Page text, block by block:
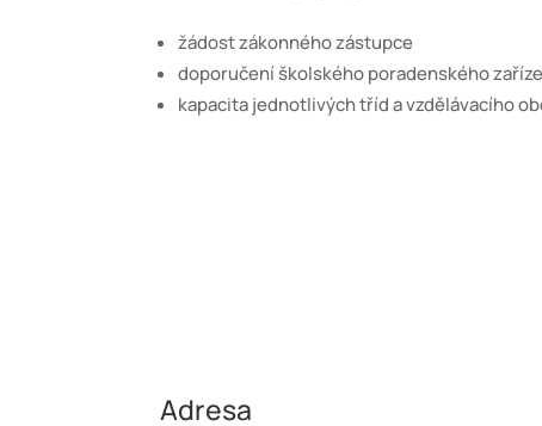
žádost zákonného zástupce
doporučení školského poradenského
kapacita jednotlivých tříd a vzdělávacího
Adresa